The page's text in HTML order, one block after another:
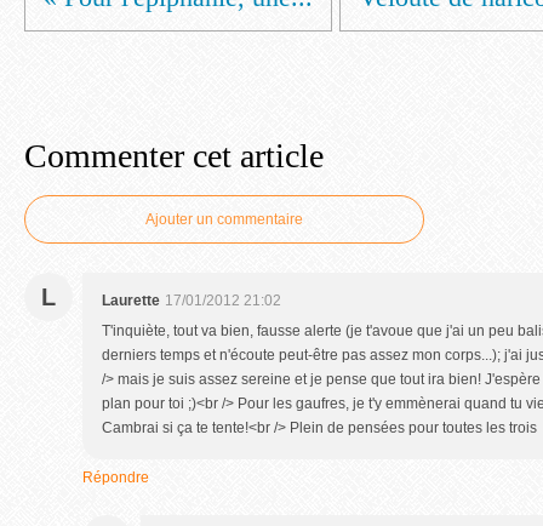
Commenter cet article
Ajouter un commentaire
L Laurette 17/01/2012 21:02
T'inquiète, tout va bien, fausse alerte (je t'avoue que j'ai un peu
derniers temps et n'écoute peut-être pas assez mon corps...); j'ai
/> mais je suis assez sereine et je pense que tout ira bien!
plan pour toi ;)<br /> Pour les gaufres, je t'y emmènerai quand tu
Cambrai si ça te tente!<br /> Plein de pensées pour toutes les trois
Répondre